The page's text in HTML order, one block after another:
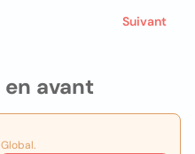
avant
Suivant